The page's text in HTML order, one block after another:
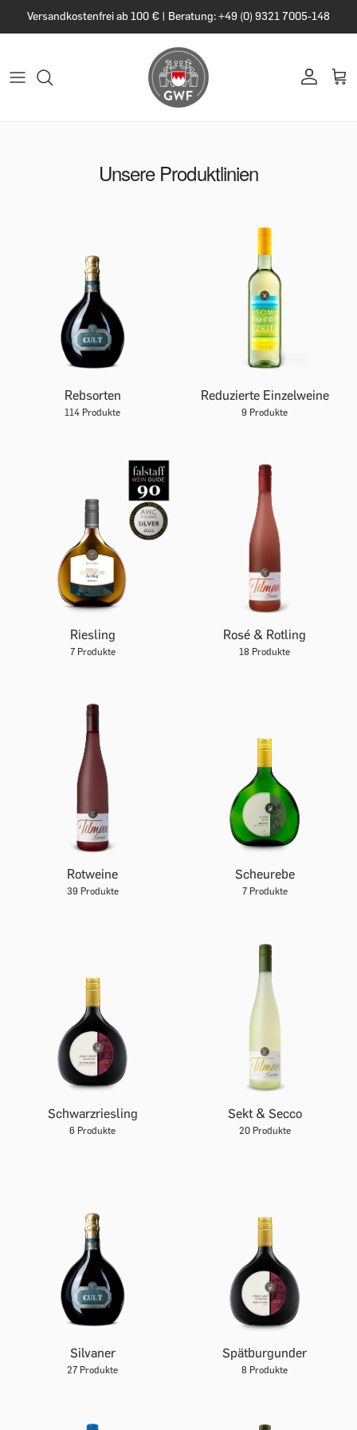
Versandkostenfrei ab 100 € | Beratung: +49 (0) 9321 7005-148
Unsere Produktlinien
Rebsorten
114 Produkte
Reduzierte Einzelweine
9 Produkte
Riesling
7 Produkte
Rosé & Rotling
18 Produkte
Rotweine
39 Produkte
Scheurebe
7 Produkte
Schwarzriesling
6 Produkte
Sekt & Secco
20 Produkte
Silvaner
27 Produkte
Spätburgunder
8 Produkte